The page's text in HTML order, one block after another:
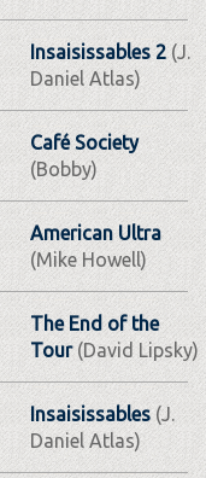
Insaisissables 2(J.
Daniel Atlas)
Café Society
(Bobby)
American Ultra
(Mike Howell)
The End of the
Tour(David Lipsky)
Insaisissables(J.
Daniel Atlas)